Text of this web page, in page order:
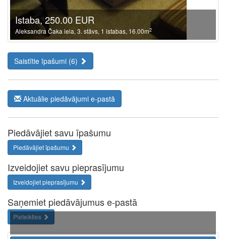
Istaba, 250.00 EUR
Aleksandra Čaka iela, 3. stāvs, 1 istabas, 16.00m2
Saistītie īpašumi (6)
Aktuālie piedāvājumi e-pastā
Piedāvājiet savu īpašumu
Piedāvājiet īpašumu
Izveidojiet savu pieprasījumu
Izveidojiet pieprasījumu
Saņemiet piedāvājumus e-pastā
Pieteikties